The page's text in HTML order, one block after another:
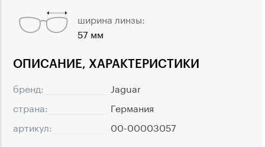
ОПИСАНИЕ, ХАРАКТЕРИСТИКИ
бренд:
Jaguar
страна:
Германия
артикул:
00-00003057
ширина линзы:
57 мм